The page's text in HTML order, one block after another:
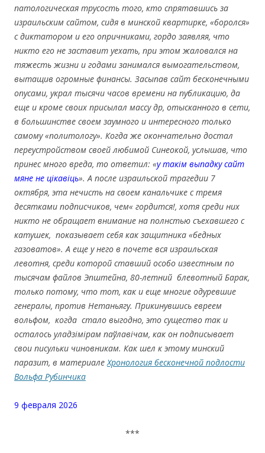
патологическая трусость того, кто спрятавшись за
израильским сайтом, сидя в минской квартирке, «боролся»
с диктатором и его опричниками, гордо заявляя, что
никто его не заставит уехать, при этом жаловался на
тяжесть жизни и годами занимался вымогательством,
вытащив огромные финансы. Засыпав сайт бесконечными
опусами, украл тысячи часов времени на публикацию, да
еще и кроме своих присылал массу др, отысканного в сети,
в большинстве своем заумного и интересного только
самому «политологу». Когда же окончательно достал
переустройством своей любимой Синеокой, услышав, что
принес много вреда, то ответил: «у такім выпадку сайт
мяне не цікавіць». А после израильской трагедии 7
октября, эта нечисть на своем канальчике с тремя
десятками подписчиков, чем« гордится!, хотя среди них
никто не обращает внимание на полнстью съехавшего с
катушек, показывает себя как защитника «бедных
газоватов». А еще у него в почете вся израильская
левотня, среди которой ставший особо известным по
тысячам файлов Эпштейна, 80-летний блевотный Барак,
только потому, что тот, как и еще многие одуревшие
генералы, против Нетаньягу. Прикинувшись евреем
вольфом, когда стало выгодно, это существо так и
осталось уладзімірам паўлавічам, как он подписывает
свои писульки чиновникам. Как шел к этому минский
паразит, в материалеХронология бесконечной подлости
Вольфа Рубинчика
9 февраля 2026
***